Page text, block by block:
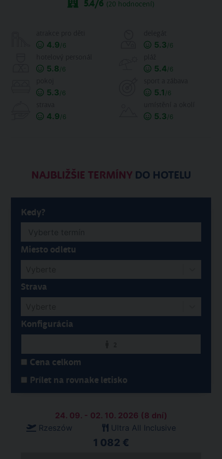
5.4/6 (20 hodnocení)
4.9/6 5.3/6
5.8/6 5.4/6
5.3/6 5.1 /6
4.9/6 5.3/6
NAJBLIŽŠIE TERMÍNYDO HOTELU
Kedy?
Miesto odletu
Strava
Konfigurácia
Cena celkom
Prílet na rovnake letisko
24. 09. - 02. 10. 2026 (8 dní)
Rzeszów
Ultra All Inclusive
1 082 €